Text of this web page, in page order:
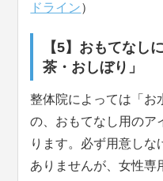
ドライン）
【5】おもてなし
茶・おしぼり」
整体院によっては「お
の、おもてなし用のア
ります。必ず用意しな
ありませんが、女性専